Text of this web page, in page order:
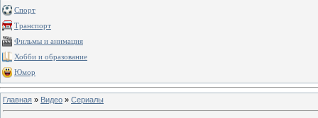
Спорт
Транспорт
Фильмы и анимация
Хобби и образование
Юмор
Главная » Видео » Сериалы